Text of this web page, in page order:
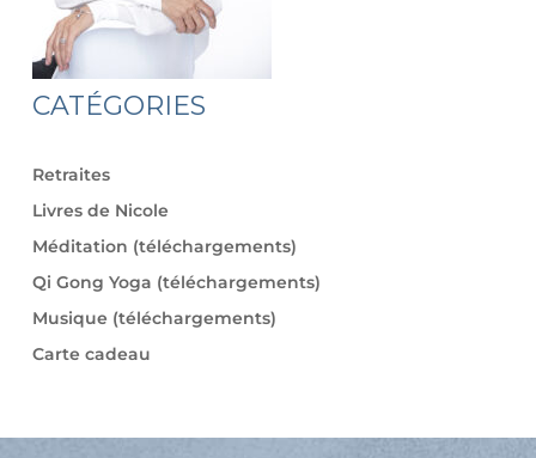
CATÉGORIES
Retraites
Livres de Nicole
Méditation (téléchargements)
Qi Gong Yoga (téléchargements)
Musique (téléchargements)
Carte cadeau